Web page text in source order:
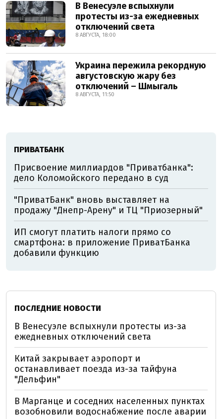
В Венесуэле вспыхнули
протесты из-за ежедневных
отключений света
8 АВГУСТА, 18:00
Украина пережила рекордную
августовскую жару без
отключений – Шмыгаль
8 АВГУСТА, 11:50
ПРИВАТБАНК
Присвоение миллиардов "Приватбанка":
дело Коломойского передано в суд
"ПриватБанк" вновь выставляет на
продажу "Днепр-Арену" и ТЦ "Приозерный"
ИП смогут платить налоги прямо со
смартфона: в приложение ПриватБанка
добавили функцию
ПОСЛЕДНИЕ НОВОСТИ
В Венесуэле вспыхнули протесты из-за
ежедневных отключений света
Китай закрывает аэропорт и
останавливает поезда из-за тайфуна
"Дельфин"
В Марганце и соседних населенных пунктах
возобновили водоснабжение после аварии